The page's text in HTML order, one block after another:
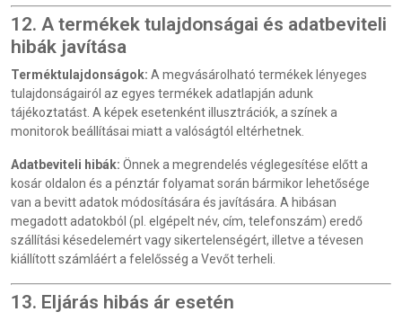
12. A termékek tulajdonságai és adatbeviteli
hibák javítása
Terméktulajdonságok: A megvásárolható termékek lényeges
tulajdonságairól az egyes termékek adatlapján adunk
tájékoztatást. A képek esetenként illusztrációk, a színek a
monitorok beállításai miatt a valóságtól eltérhetnek.
Adatbeviteli hibák: Önnek a megrendelés véglegesítése előtt a
kosár oldalon és a pénztár folyamat során bármikor lehetősége
van a bevitt adatok módosítására és javítására. A hibásan
megadott adatokból (pl. elgépelt név, cím, telefonszám) eredő
szállítási késedelemért vagy sikertelenségért, illetve a tévesen
kiállított számláért a felelősség a Vevőt terheli.
13. Eljárás hibás ár esetén